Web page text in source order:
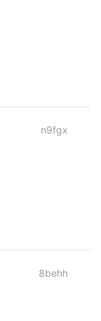
n9fgx
8behh